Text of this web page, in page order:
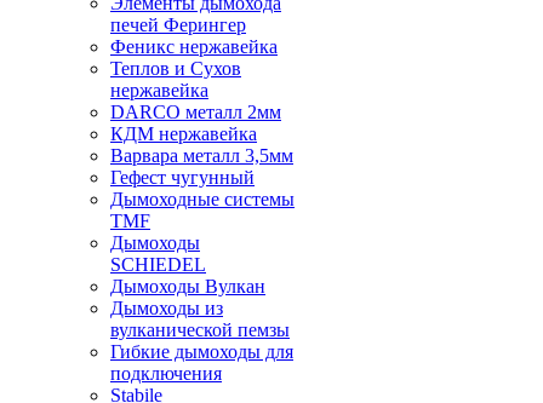
печей Ферингер
Феникс нержавейка
Теплов и Сухов
нержавейка
DARCO металл 2мм
КДМ нержавейка
Варвара металл 3,5мм
Гефест чугунный
Дымоходные системы
TMF
Дымоходы
SCHIEDEL
Дымоходы Вулкан
Дымоходы из
вулканической пемзы
Гибкие дымоходы для
подключения
Stabile